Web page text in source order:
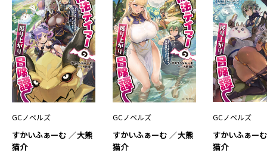
GCノベルズ
すかいふぁーむ
大熊
猫介
GCノベルズ
すかいふぁーむ
大熊
猫介
GCノベルズ
すかいふぁーむ
猫介